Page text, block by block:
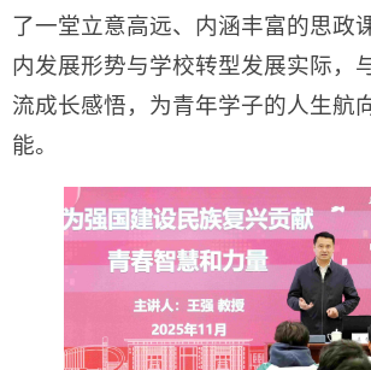
了一堂立意高远、内涵丰富的思政
内发展形势与学校转型发展实际，
流成长感悟，为青年学子的人生航
能。